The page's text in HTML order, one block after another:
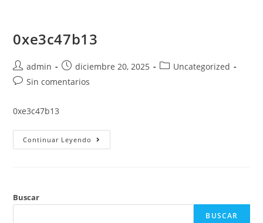
contenido
0xe3c47b13
Autor
de
admin
Publicación
de
diciembre 20, 2025
Categoría
Uncategorized
Comentarios
la
entrada:
Sin comentarios
0xe3c47b13
Continuar Leyendo 0xe3c47b13
Buscar
BUSCAR